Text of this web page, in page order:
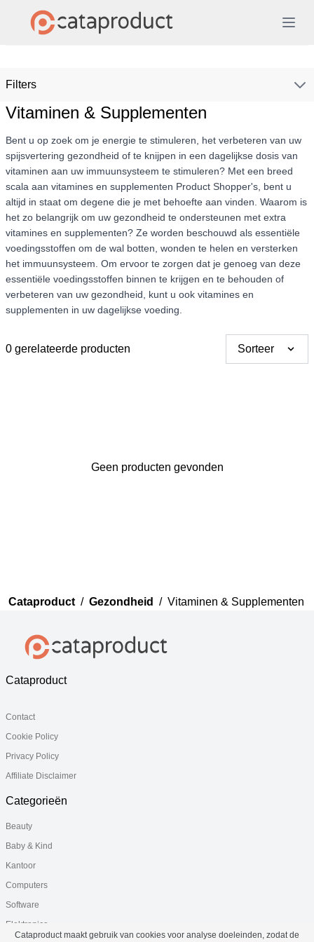
Filters
Vitaminen & Supplementen
Bent u op zoek om je energie te stimuleren, het verbeteren van uw
spijsvertering gezondheid of te knijpen in een dagelijkse dosis van
vitaminen aan uw immuunsysteem te stimuleren? Met een breed
scala aan vitamines en supplementen Product Shopper's, bent u
altijd in staat om degene die je met behoefte aan vinden. Waarom is
het zo belangrijk om uw gezondheid te ondersteunen met extra
vitamines en supplementen? Ze worden beschouwd als essentiële
voedingsstoffen om de wal botten, wonden te helen en versterken
het immuunsysteem. Om ervoor te zorgen dat je genoeg van deze
essentiële voedingsstoffen binnen te krijgen en te behouden of
verbeteren van uw gezondheid, kunt u ook vitamines en
supplementen in uw dagelijkse voeding.
0 gerelateerde producten Sorteer
Geen producten gevonden
Bedankt voor uw review
Cataproduct / Gezondheid / Vitaminen & Supplementen
Cataproduct
Contact
Cookie Policy
Privacy Policy
Affiliate Disclaimer
Categorieën
Beauty
Baby & Kind
Kantoor
Computers
Software
Elektronica
Cataproduct maakt gebruik van cookies voor analyse doeleinden, zodat de